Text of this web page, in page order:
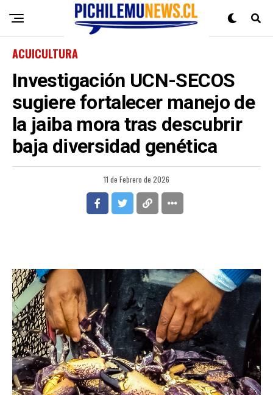
ACUICULTURA
Investigación UCN-SECOS
sugiere fortalecer manejo de
la jaiba mora tras descubrir
baja diversidad genética
11 de Febrero de 2026